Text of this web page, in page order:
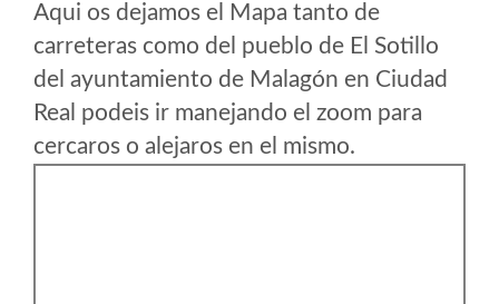
Aqui os dejamos el Mapa tanto de
carreteras como del pueblo de El Sotillo
del ayuntamiento de Malagón en Ciudad
Real podeis ir manejando el zoom para
cercaros o alejaros en el mismo.